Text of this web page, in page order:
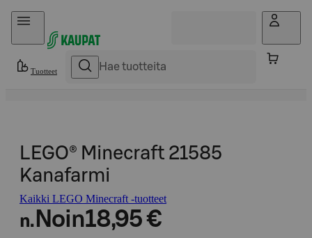
Hyppää sisältöön
Tuotteet
LEGO® Minecraft 21585
Kanafarmi
Kaikki LEGO Minecraft -tuotteet
n. Noin18,95 €